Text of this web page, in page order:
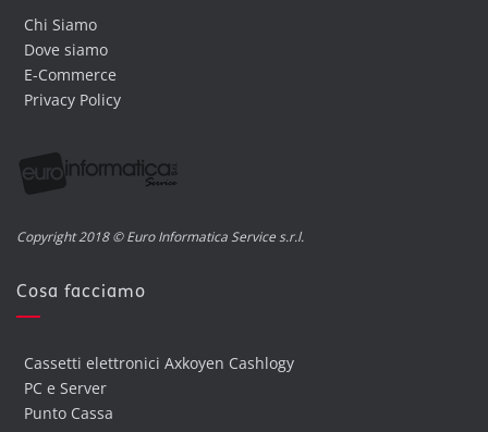
Chi Siamo
Dove siamo
E-Commerce
Privacy Policy
Copyright 2018 © Euro Informatica Service s.r.l.
Cosa facciamo
Cassetti elettronici Axkoyen Cashlogy
PC e Server
Punto Cassa